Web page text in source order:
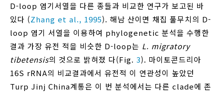
D-loop 염기서열을 다른 종들과 비교한 연구가 보고된 바
있다 (Zhang et al., 1995). 해남 산이면 채집 풀무치의 D-
loop 염기 서열을 이용하여 phylogenetic 분석을 수행한
결과 가장 유전 적을 비슷한 D-loop는 L. migratory
tibetensis의 것으로 밝혀졌 다(Fig. 3). 마이토콘드리아
16S rRNA의 비교결과에서 유전적 이 연관성이 높았던
Turp Jinj China계통은 이 번 분석에서는 다른 clade에 존